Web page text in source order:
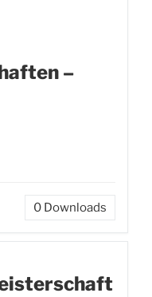
–
0 Downloads